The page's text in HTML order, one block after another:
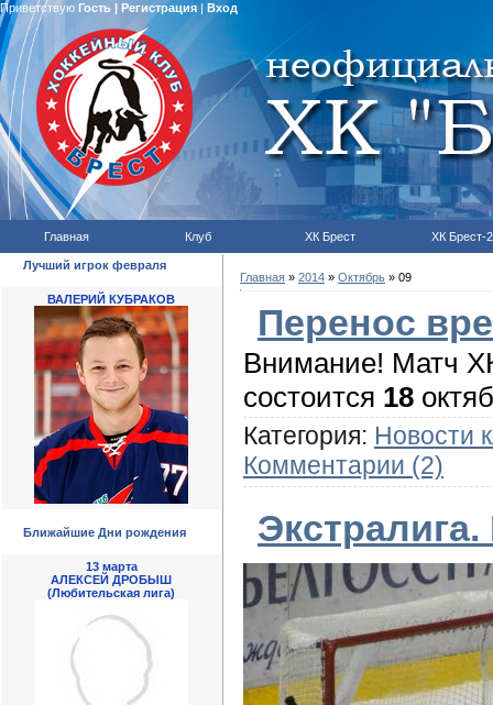
Приветствую Гость | Регистрация| Вход
Главная Клуб ХК Брест ХК Брест-2
Лучший игрок февраля
ВАЛЕРИЙ КУБРАКОВ
Ближайшие Дни рождения
13 марта
АЛЕКСЕЙ ДРОБЫШ
(Любительская лига)
Главная » 2014 » Октябрь » 09
Перенос
Внимание! Матч
состоится 18
Категория: Новости
Комментарии (2)